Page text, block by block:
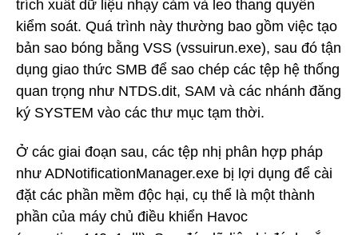
trích xuất dữ liệu nhạy cảm và leo thang quyền
kiểm soát. Quá trình này thường bao gồm việc tạo
bản sao bóng bằng VSS (vssuirun.exe), sau đó tận
dụng giao thức SMB để sao chép các tệp hệ thống
quan trọng như NTDS.dit, SAM và các nhánh đăng
ký SYSTEM vào các thư mục tạm thời.
Ở các giai đoạn sau, các tệp nhị phân hợp pháp
như ADNotificationManager.exe bị lợi dụng để cài
đặt các phần mềm độc hại, cụ thể là một thành
phần của máy chủ điều khiển Havoc